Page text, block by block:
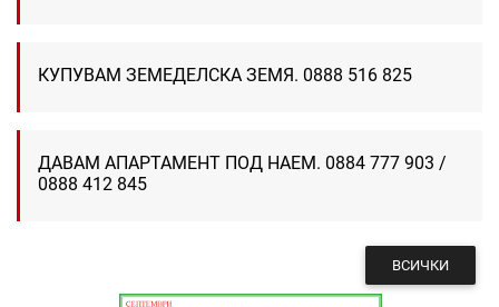
КУПУВАМ ЗЕМЕДЕЛСКА ЗЕМЯ. 0888 516 825
ДАВАМ АПАРТАМЕНТ ПОД НАЕМ. 0884 777 903 /
0888 412 845
ВСИЧКИ